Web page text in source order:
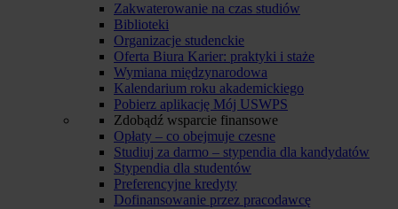
Zakwaterowanie na czas studiów
Biblioteki
Organizacje studenckie
Oferta Biura Karier: praktyki i staże
Wymiana międzynarodowa
Kalendarium roku akademickiego
Pobierz aplikację Mój USWPS
Zdobądź wsparcie finansowe
Opłaty – co obejmuje czesne
Studiuj za darmo – stypendia dla kandydatów
Stypendia dla studentów
Preferencyjne kredyty
Dofinansowanie przez pracodawcę